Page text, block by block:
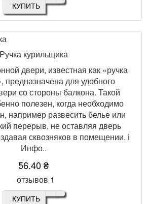
КУПИТЬ
Ручка курильщика
двери, известная как «ручка
предназначена для удобного
со стороны балкона. Такой
полезен, когда необходимо
например развесить белье или
перерыв, не оставляя дверь
сквозняков в помещении. ℹ️
Инфо..
56.40 ₴
отзывов 1
КУПИТЬ